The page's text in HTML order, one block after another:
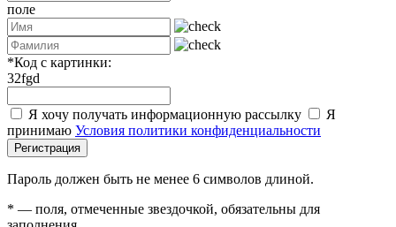
поле
*Код с картинки:
32fgd
Я хочу получать информационную рассылку
Я
принимаю Условия политики конфиденциальности
Регистрация
Пароль должен быть не менее 6 символов длиной.
* — поля, отмеченные звездочкой, обязательны для